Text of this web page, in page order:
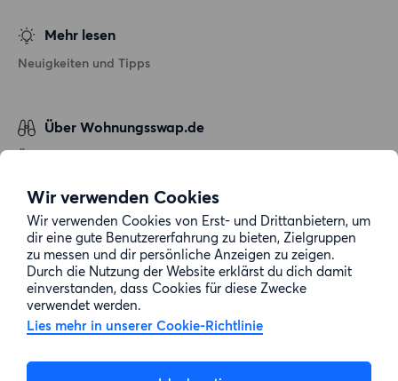
Wir verwenden Cookies
Wir verwenden Cookies von Erst- und Drittanbietern, um
dir eine gute Benutzererfahrung zu bieten, Zielgruppen
zu messen und dir persönliche Anzeigen zu zeigen.
Durch die Nutzung der Website erklärst du dich damit
einverstanden, dass Cookies für diese Zwecke
verwendet werden.
Lies mehr in unserer Cookie-Richtlinie
Mehr lesen
Neuigkeiten und Tipps
Über Wohnungsswap.de
Über uns
Datenschutz
Cookie-Richtlinie
Sitemap